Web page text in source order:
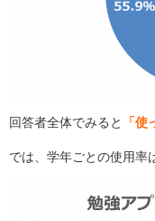
回答者全体でみると 「
では、学年ごとの使用率